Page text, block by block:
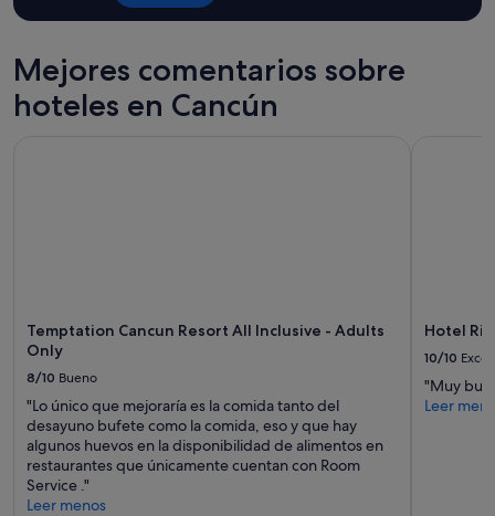
Mejores comentarios sobre
hoteles en Cancún
Temptation Cancun Resort All Inclusive - Adults
Only
8/10 Bueno
"Lo único que mejoraría es la comida tanto del
desayuno bufete como la comida, eso y que hay
algunos huevos en la disponibilidad de alimentos en
restaurantes que únicamente cuentan con Room
Service ."
Leer menos
Hotel
10/10
"Muy
Leer